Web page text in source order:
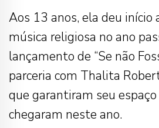
Aos 13 anos, ela deu início
música religiosa no ano
lançamento de “Se não
parceria com Thalita
que garantiram seu
chegaram neste ano.